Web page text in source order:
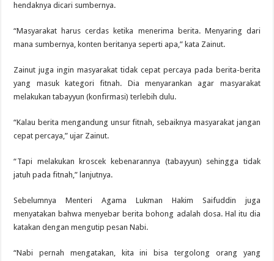
hendaknya dicari sumbernya.
“Masyarakat harus cerdas ketika menerima berita. Menyaring dari
mana sumbernya, konten beritanya seperti apa,” kata Zainut.
Zainut juga ingin masyarakat tidak cepat percaya pada berita-berita
yang masuk kategori fitnah. Dia menyarankan agar masyarakat
melakukan tabayyun (konfirmasi) terlebih dulu.
“Kalau berita mengandung unsur fitnah, sebaiknya masyarakat jangan
cepat percaya,” ujar Zainut.
“Tapi melakukan kroscek kebenarannya (tabayyun) sehingga tidak
jatuh pada fitnah,” lanjutnya.
Sebelumnya Menteri Agama Lukman Hakim Saifuddin juga
menyatakan bahwa menyebar berita bohong adalah dosa. Hal itu dia
katakan dengan mengutip pesan Nabi.
“Nabi pernah mengatakan, kita ini bisa tergolong orang yang